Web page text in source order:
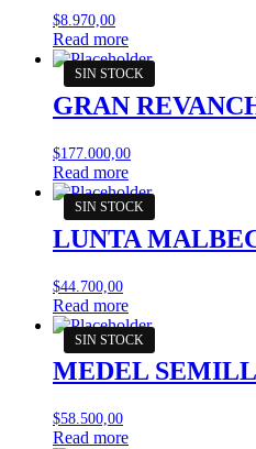
$8.970,00
Read more
GRAN
$177.000,00
Read more
LUNTA
$44.700,00
Read more
MEDEL
$58.500,00
Read more